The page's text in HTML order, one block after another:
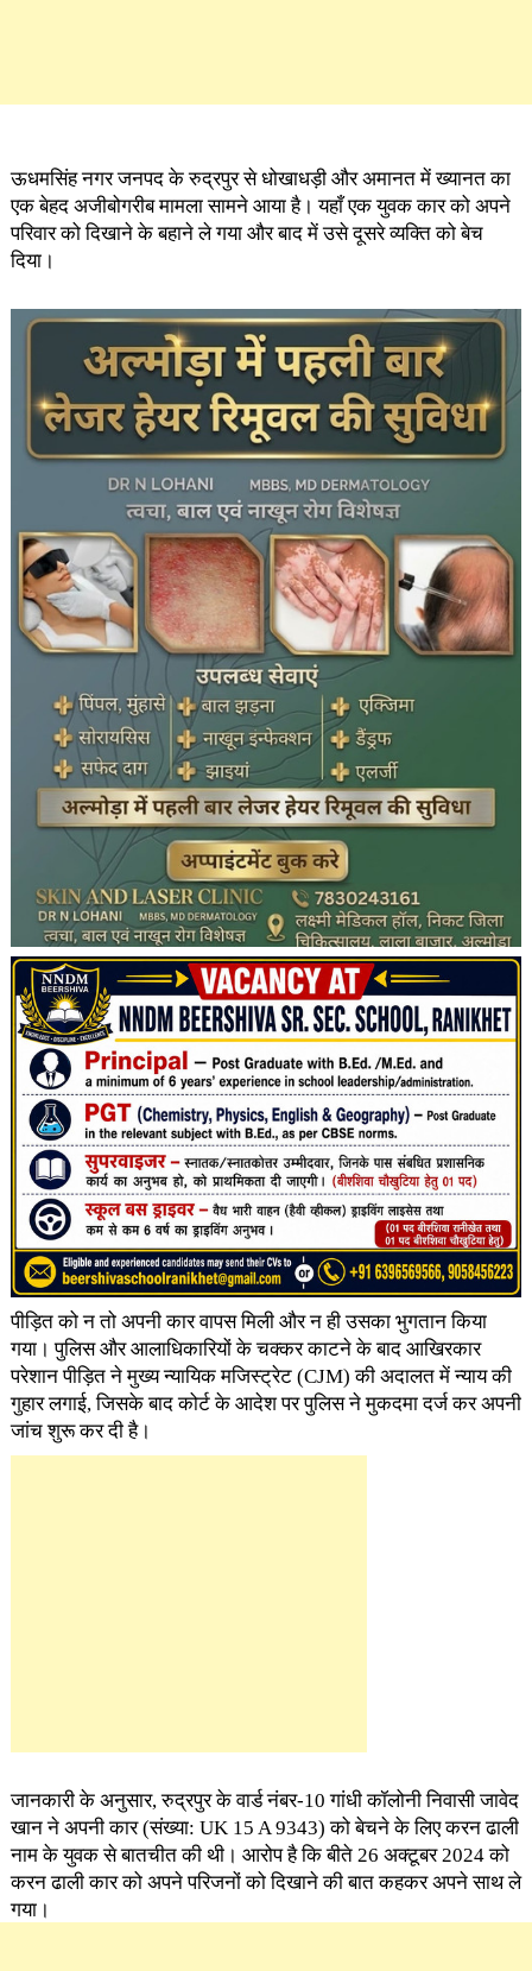
ऊधमसिंह नगर जनपद के रुद्रपुर से धोखाधड़ी और अमानत में ख्यानत का
एक बेहद अजीबोगरीब मामला सामने आया है। यहाँ एक युवक कार को अपने
परिवार को दिखाने के बहाने ले गया और बाद में उसे दूसरे व्यक्ति को बेच
दिया।
पीड़ित को न तो अपनी कार वापस मिली और न ही उसका भुगतान किया
गया। पुलिस और आलाधिकारियों के चक्कर काटने के बाद आखिरकार
परेशान पीड़ित ने मुख्य न्यायिक मजिस्ट्रेट (CJM) की अदालत में न्याय की
गुहार लगाई, जिसके बाद कोर्ट के आदेश पर पुलिस ने मुकदमा दर्ज कर अपनी
जांच शुरू कर दी है।
जानकारी के अनुसार, रुद्रपुर के वार्ड नंबर-10 गांधी कॉलोनी निवासी जावेद
खान ने अपनी कार (संख्या: UK 15 A 9343) को बेचने के लिए करन ढाली
नाम के युवक से बातचीत की थी। आरोप है कि बीते 26 अक्टूबर 2024 को
करन ढाली कार को अपने परिजनों को दिखाने की बात कहकर अपने साथ ले
गया।